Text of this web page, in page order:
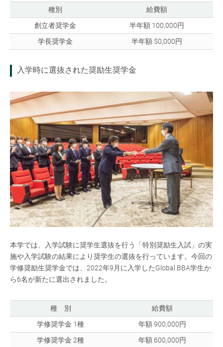
種別
給費額
創立者奨学金
半年額 100,000円
学長奨学金
半年額 50,000円
入学時に選抜された奨励生奨学金
本学では、入学試験に奨学生選抜を行う「特別奨励生入試」の実
施や入学試験の結果により奨学生の選抜を行っています。今回の
学修奨励生奨学金では、2022年9月に入学したGlobal BBA学生か
ら6名が新たに選出されました。
種 別
給費額
学修奨学金 1種
年額 900,000円
学修奨学金 2種
年額 600,000円